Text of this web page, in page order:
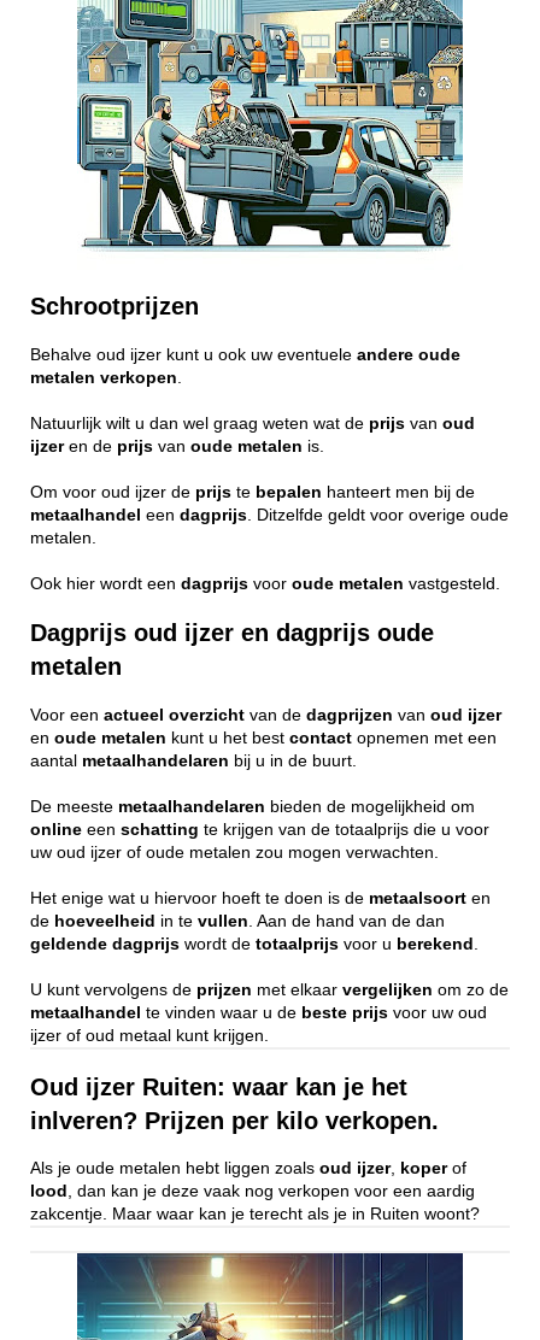
Schrootprijzen
Behalve oud ijzer kunt u ook uw eventuele andere oude
metalen verkopen.
Natuurlijk wilt u dan wel graag weten wat de prijs van oud
ijzeren de prijs van oude metalen is.
Om voor oud ijzer de prijs te bepalen hanteert men bij de
metaalhandel een dagprijs. Ditzelfde geldt voor overige oude
metalen.
Ook hier wordt een dagprijs voor oude metalen vastgesteld.
Dagprijs oud ijzer en dagprijs oude
metalen
Voor een actueel overzicht van de dagprijzen van oud ijzer
en oude metalen kunt u het best contact opnemen met een
aantal metaalhandelaren bij u in de buurt.
De meeste metaalhandelaren bieden de mogelijkheid om
online een schatting te krijgen van de totaalprijs die u voor
uw oud ijzer of oude metalen zou mogen verwachten.
Het enige wat u hiervoor hoeft te doen is de metaalsoort en
de hoeveelheid in te vullen . Aan de hand van de dan
geldende dagprijs wordt de totaalprijs voor u berekend
U kunt vervolgens de prijzen met elkaar vergelijken om zo de
metaalhandel te vinden waar u de beste prijs voor uw oud
ijzer of oud metaal kunt krijgen.
Oud ijzer Ruiten: waar kan je het
inlveren? Prijzen per kilo verkopen.
Als je oude metalen hebt liggen zoals oud ijzer, koperof
lood , dan kan je deze vaak nog verkopen voor een aardig
zakcentje. Maar waar kan je terecht als je in Ruiten woont?